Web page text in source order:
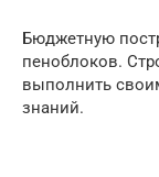
Бюджетную
пеноблоков.
выполнить
знаний.